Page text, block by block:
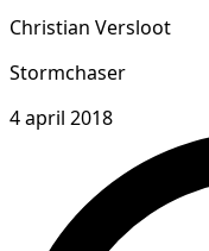
Christian Versloot
Stormchaser
4 april 2018